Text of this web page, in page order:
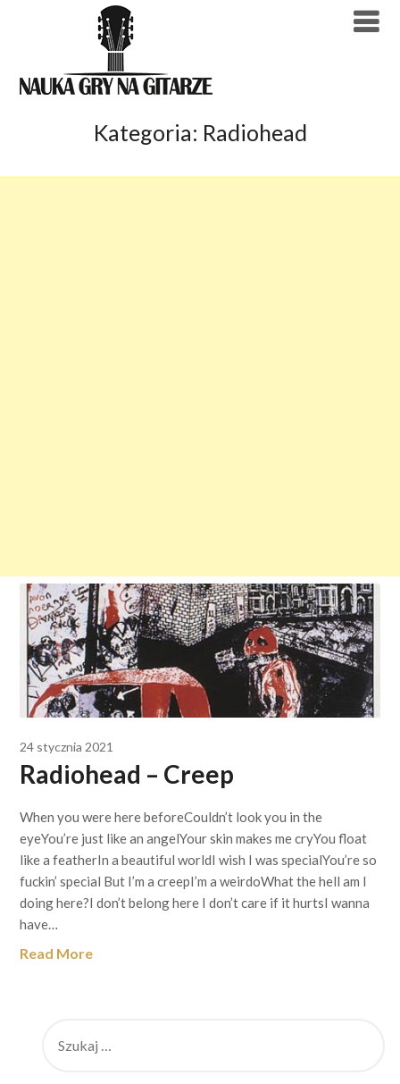
Kategoria: Radiohead
24 stycznia 2021
Radiohead – Creep
When you were here beforeCouldn’t look you in the
eyeYou’re just like an angelYour skin makes me cryYou float
like a featherIn a beautiful worldI wish I was specialYou’re so
fuckin’ special But I’m a creepI’m a weirdoWhat the hell am I
doing here?I don’t belong here I don’t care if it hurtsI wanna
have…
Read More